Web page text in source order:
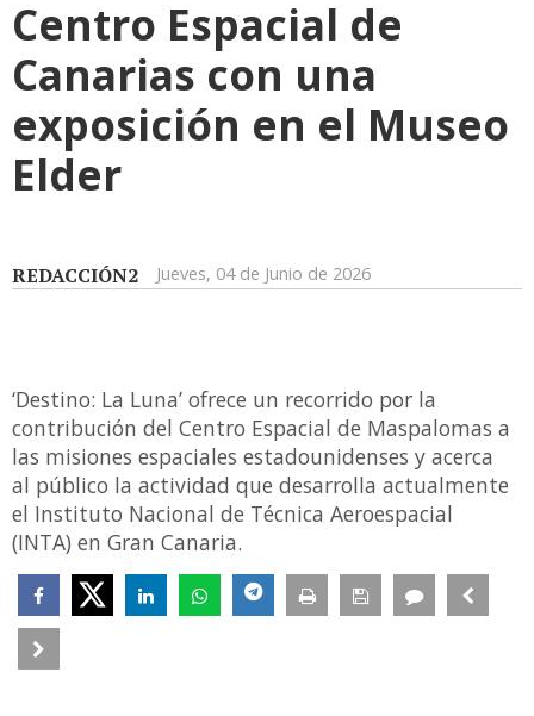
Centro Espacial de
Canarias con una
exposición en el Museo
Elder
REDACCIÓN2 Jueves, 04 de Junio de 2026
‘Destino: La Luna’ ofrece un recorrido por la
contribución del Centro Espacial de Maspalomas a
las misiones espaciales estadounidenses y acerca
al público la actividad que desarrolla actualmente
el Instituto Nacional de Técnica Aeroespacial
(INTA) en Gran Canaria.